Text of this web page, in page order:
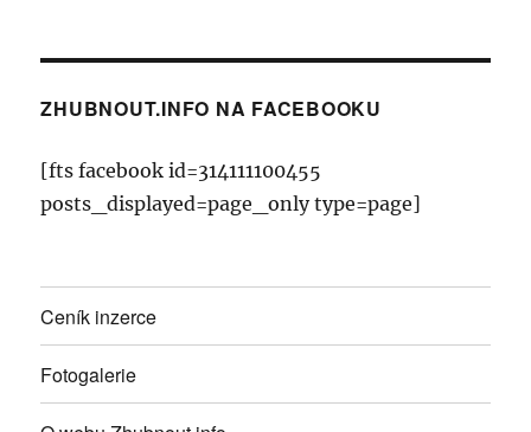
ZHUBNOUT.INFO NA FACEBOOKU
[fts facebook id=314111100455
posts_displayed=page_only type=page]
Ceník inzerce
Fotogalerie